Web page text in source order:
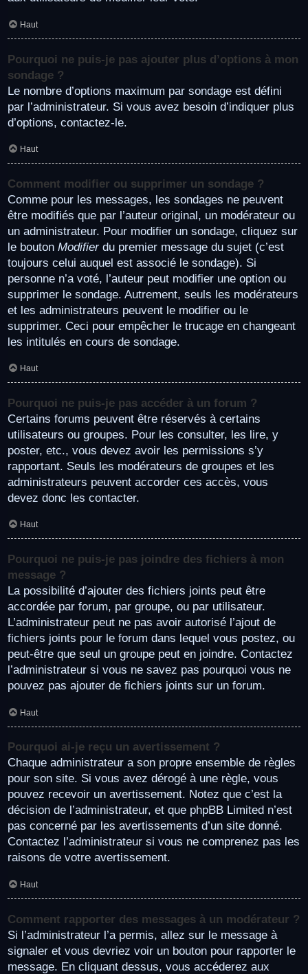
Haut
Pourquoi ne puis-je pas ajouter plus d’options à mon
sondage ?
Le nombre d’options maximum par sondage est défini
par l’administrateur. Si vous avez besoin d’indiquer plus
d’options, contactez-le.
Haut
Comment modifier ou supprimer un sondage ?
Comme pour les messages, les sondages ne peuvent
être modifiés que par l’auteur original, un modérateur ou
un administrateur. Pour modifier un sondage, cliquez sur
le bouton Modifierdu premier message du sujet (c’est
toujours celui auquel est associé le sondage). Si
personne n’a voté, l’auteur peut modifier une option ou
supprimer le sondage. Autrement, seuls les modérateurs
et les administrateurs peuvent le modifier ou le
supprimer. Ceci pour empêcher le trucage en changeant
les intitulés en cours de sondage.
Haut
Pourquoi ne puis-je pas accéder à un forum ?
Certains forums peuvent être réservés à certains
utilisateurs ou groupes. Pour les consulter, les lire, y
poster, etc., vous devez avoir les permissions s’y
rapportant. Seuls les modérateurs de groupes et les
administrateurs peuvent accorder ces accès, vous
devez donc les contacter.
Haut
Pourquoi ne puis-je pas joindre des fichiers à mon
message ?
La possibilité d’ajouter des fichiers joints peut être
accordée par forum, par groupe, ou par utilisateur.
L’administrateur peut ne pas avoir autorisé l’ajout de
fichiers joints pour le forum dans lequel vous postez, ou
peut-être que seul un groupe peut en joindre. Contactez
l’administrateur si vous ne savez pas pourquoi vous ne
pouvez pas ajouter de fichiers joints sur un forum.
Haut
Pourquoi ai-je reçu un avertissement ?
Chaque administrateur a son propre ensemble de règles
pour son site. Si vous avez dérogé à une règle, vous
pouvez recevoir un avertissement. Notez que c’est la
décision de l’administrateur, et que phpBB Limited n’est
pas concerné par les avertissements d’un site donné.
Contactez l’administrateur si vous ne comprenez pas les
raisons de votre avertissement.
Haut
Comment rapporter des messages à un modérateur ?
Si l’administrateur l’a permis, allez sur le message à
signaler et vous devriez voir un bouton pour rapporter le
message. En cliquant dessus, vous accéderez aux